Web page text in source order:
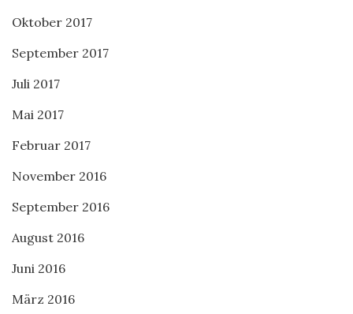
Oktober 2017
September 2017
Juli 2017
Mai 2017
Februar 2017
November 2016
September 2016
August 2016
Juni 2016
März 2016